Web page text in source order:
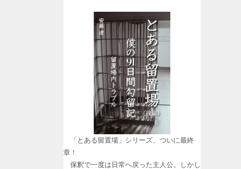
「とある留置場」シリーズ、ついに最終
章！
保釈で一度は日常へ戻った主人公。しかし